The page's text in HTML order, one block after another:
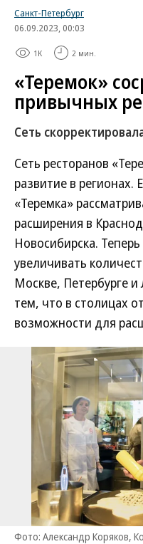
Санкт-Петербург
06.09.2023, 00:03
1K 2 мин.
«Теремок»
привычных
Сеть
Сеть ресторанов
развитие в
«Теремка»
расширения в
Новосибирска.
увеличивать
Москве, Петербурге
тем, что в столицах
возможности для
Фото: Александр Коряков,